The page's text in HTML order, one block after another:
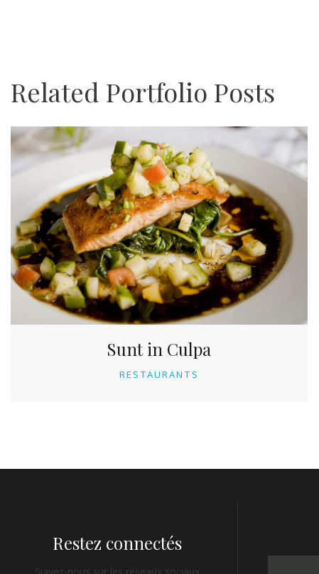
Related Portfolio Posts
RESTAURANTS
Sunt in Culpa
Restez connectés
Suivez-nous sur les réseaux sociaux